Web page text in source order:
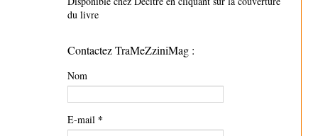
du livre
Contactez TraMeZziniMag :
Nom
E-mail *